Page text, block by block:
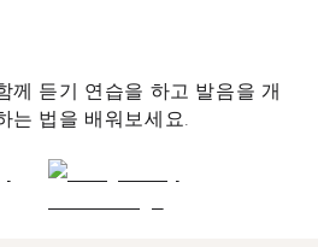
께 듣기 연습을 하고 발음을 개
는 법을 배워보세요.